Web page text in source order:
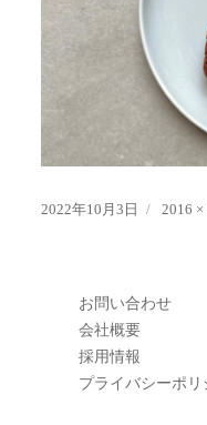
投
2022年10月3日
フ
ズ
2016 ×
お問い合わせ
会社概要
採用情報
プライバシーポリ